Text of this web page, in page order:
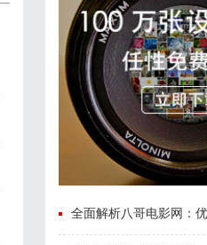
全面解析八哥电影网：优质影视资源的